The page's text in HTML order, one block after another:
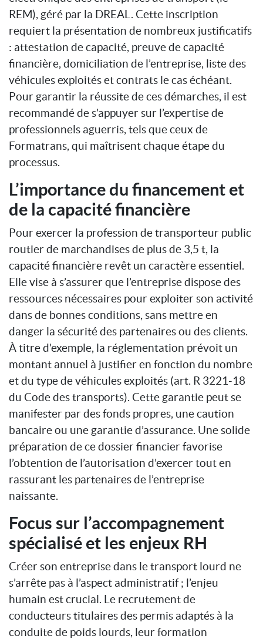
REM), géré par la DREAL. Cette inscription
requiert la présentation de nombreux justificatifs
: attestation de capacité, preuve de capacité
financière, domiciliation de l’entreprise, liste des
véhicules exploités et contrats le cas échéant.
Pour garantir la réussite de ces démarches, il est
recommandé de s’appuyer sur l’expertise de
professionnels aguerris, tels que ceux de
Formatrans, qui maîtrisent chaque étape du
processus.
L’importance du financement et
de la capacité financière
Pour exercer la profession de transporteur public
routier de marchandises de plus de 3,5 t, la
capacité financière revêt un caractère essentiel.
Elle vise à s’assurer que l’entreprise dispose des
ressources nécessaires pour exploiter son activité
dans de bonnes conditions, sans mettre en
danger la sécurité des partenaires ou des clients.
À titre d’exemple, la réglementation prévoit un
montant annuel à justifier en fonction du nombre
et du type de véhicules exploités (art. R 3221-18
du Code des transports). Cette garantie peut se
manifester par des fonds propres, une caution
bancaire ou une garantie d’assurance. Une solide
préparation de ce dossier financier favorise
l’obtention de l’autorisation d’exercer tout en
rassurant les partenaires de l’entreprise
naissante.
Focus sur l’accompagnement
spécialisé et les enjeux RH
Créer son entreprise dans le transport lourd ne
s’arrête pas à l’aspect administratif ; l’enjeu
humain est crucial. Le recrutement de
conducteurs titulaires des permis adaptés à la
conduite de poids lourds, leur formation